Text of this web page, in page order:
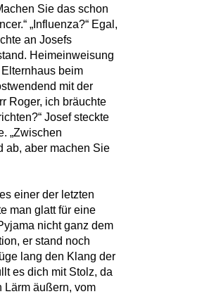
Sie das schon
„Influenza?“ Egal,
an Josefs
Heimeinweisung
beim
mit der
Roger, ich bräuchte
Josef steckte
„Zwischen
ab, aber machen Sie
einer der letzten
man glatt für eine
nicht ganz dem
er stand noch
lang den Klang der
es dich mit Stolz, da
Lärm äußern, vom